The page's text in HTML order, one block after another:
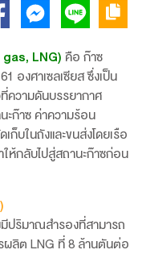
LNG)คือ ก๊าซ
องศาเซลเซียส ซึ่งเป็น
ความดันบรรยากาศ
ะก๊าซ ค่าความร้อน
บในถังและขนส่งโดยเรือ
ห้กลับไปสู่สถานะก๊าซก่อน
มีปริมาณสำรองที่สามารถ
ผลิต LNG ที่ 8 ล้านตันต่อ